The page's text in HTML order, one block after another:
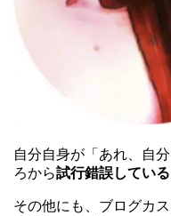
自分自身が「あれ、自
ろから試行錯誤してい
その他にも、ブログカ